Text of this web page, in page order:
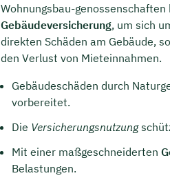
Wohnungsbau-
Gebäudeversicherung, um sich
direkten Schäden am Gebäude,
den Verlust von Mieteinnahmen.
Gebäudeschäden durch
vorbereitet.
Die Versicherungsnutzung
Mit einer maßgeschneiderten
Belastungen.